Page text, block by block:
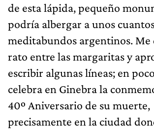
de esta lápida, pequeño
podría albergar a unos
meditabundos argentinos. Me
rato entre las margaritas y
escribir algunas líneas; en
celebra en Ginebra la
40º Aniversario de su muerte,
precisamente en la ciudad